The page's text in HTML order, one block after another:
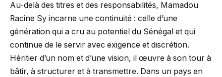
Au-delà des titres et des responsabilités, Mamadou
Racine Sy incarne une continuité : celle d’une
génération qui a cru au potentiel du Sénégal et qui
continue de le servir avec exigence et discrétion.
Héritier d’un nom et d’une vision, il œuvre à son tour à
bâtir, à structurer et à transmettre. Dans un pays en